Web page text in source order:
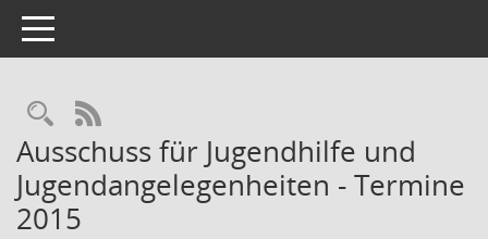
Toggle navigation
Rechercheauswahl
RSS-Feed
Ausschuss für Jugendhilfe und
Jugendangelegenheiten - Termine
2015